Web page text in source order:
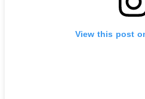
View this post